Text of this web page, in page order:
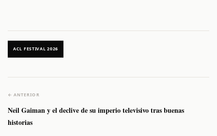
ACL FESTIVAL 2026
← ANTERIOR
Neil Gaiman y el declive de su imperio televisivo tras buenas
historias